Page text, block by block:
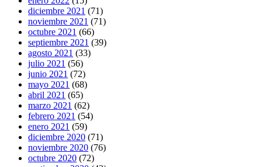
diciembre 2021 (71)
noviembre 2021 (71)
octubre 2021 (66)
septiembre 2021 (39)
agosto 2021 (33)
julio 2021 (56)
junio 2021 (72)
mayo 2021 (68)
abril 2021 (65)
marzo 2021 (62)
febrero 2021 (54)
enero 2021 (59)
diciembre 2020 (71)
noviembre 2020 (76)
octubre 2020 (72)